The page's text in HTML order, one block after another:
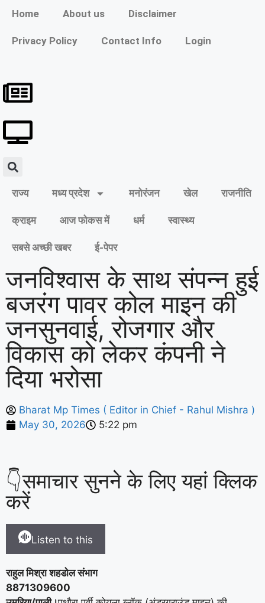
Home About us Disclaimer
Privacy Policy Contact Info Login
राज्य मध्य प्रदेश मनोरंजन खेल राजनीति
क्राइम आज फोकस में धर्म स्वास्थ्य
सबसे अच्छी खबर ई-पेपर
जनविश्वास के साथ संपन्न हुई
बजरंग पावर कोल माइन की
जनसुनवाई, रोजगार और
विकास को लेकर कंपनी ने
दिया भरोसा
Bharat Mp Times ( Editor in Chief - Rahul Mishra )
May 30, 2026
5:22 pm
👇समाचार सुनने के लिए यहां क्लिक
करें
Listen to this
राहुल मिश्रा शहडोल संभाग
8871309600